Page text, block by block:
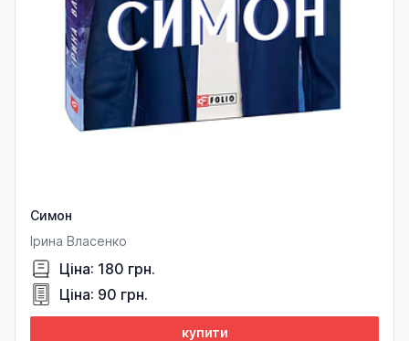
Симон
Ірина Власенко
Ціна: 180 грн.
Ціна: 90 грн.
купити